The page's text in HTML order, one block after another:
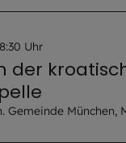
Uhr
der
Gemeinde München,